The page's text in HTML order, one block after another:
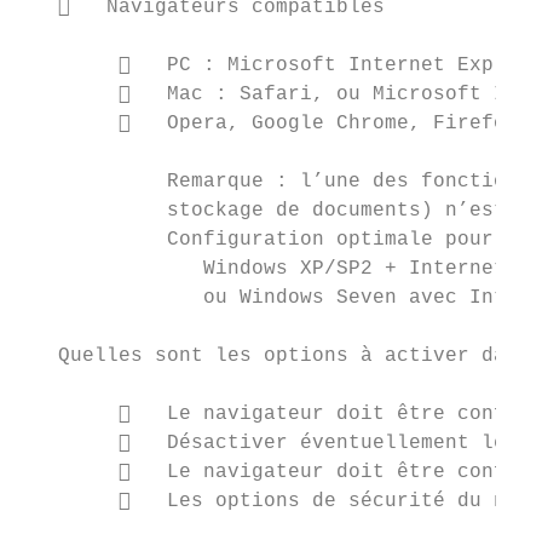
      Navigateurs compatibles
   PC : Microsoft Internet
   Mac : Safari, ou Microsoft
   Opera, Google Chrome, Firefox,
Remarque : l’une des
stockage de documents) n’est
Configuration optimale pour
Windows XP/SP2 + Internet
ou Windows Seven avec
Quelles sont les options à activer
   Le navigateur doit être
   Désactiver éventuellement les
   Le navigateur doit être
   Les options de sécurité du